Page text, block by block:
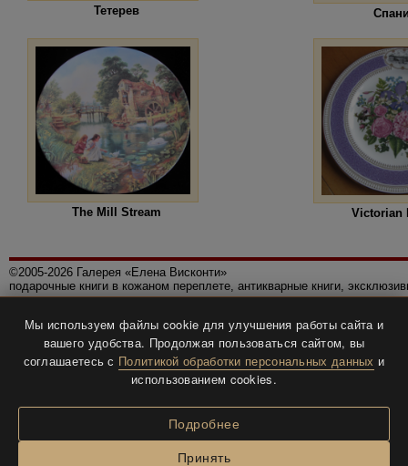
Тетерев
The Mill Stream Victorian
©2005-2026 Галерея «Елена Висконти»
подарочные книги в кожаном переплете, антикварные книги,
Политика конфиденциальности
Все права защищены.
Разработка и дизайнBTV-info.
Мы используем файлы cookie для улучшения работы сайта и
вашего удобства. Продолжая пользоваться сайтом, вы
соглашаетесь с Политикой обработки персональных данных и
использованием cookies.
Подробнее
Принять